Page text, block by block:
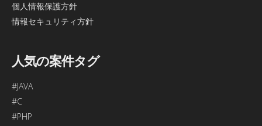
個人情報保護方針
情報セキュリティ方針
人気の案件タグ
#JAVA
#C
#PHP